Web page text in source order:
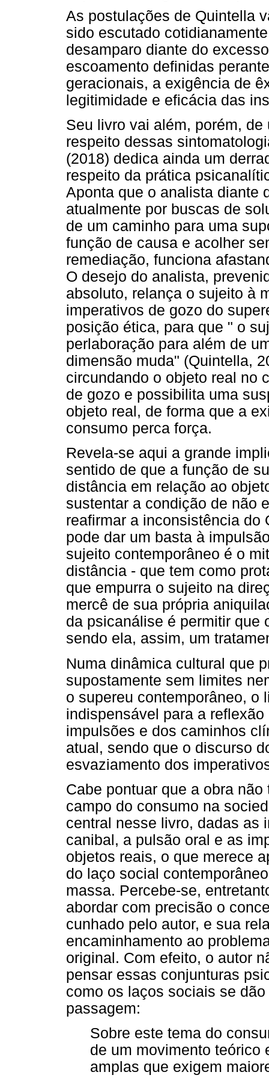
As postulações de Quintella
sido escutado
desamparo diante do
escoamento definidas
geracionais, a exigência de
legitimidade e eficácia das
Seu livro vai além, porém,
respeito dessas
(2018) dedica ainda um
respeito da prática
Aponta que o analista diante
atualmente por buscas de
de um caminho para uma
função de causa e acolher
remediação, funciona
O desejo do analista,
absoluto, relança o sujeito à
imperativos de gozo do
posição ética, para que " o
perlaboração para além de
dimensão muda" (Quintella,
circundando o objeto real no
de gozo e possibilita uma
objeto real, de forma que a
consumo perca força.
Revela-se aqui a grande
sentido de que a função de
distância em relação ao
sustentar a condição de não
reafirmar a inconsistência do
pode dar um basta à
sujeito contemporâneo é o
distância - que tem como
que empurra o sujeito na
mercê de sua própria
da psicanálise é permitir que
sendo ela, assim, um
Numa dinâmica cultural que
supostamente sem limites
o supereu contemporâneo, o
indispensável para a
impulsões e dos caminhos
atual, sendo que o discurso
esvaziamento dos
Cabe pontuar que a obra
campo do consumo na
central nesse livro, dadas as
canibal, a pulsão oral e as
objetos reais, o que merece
do laço social
massa. Percebe-se,
abordar com precisão o
cunhado pelo autor, e sua
encaminhamento ao
original. Com efeito, o autor
pensar essas conjunturas
como os laços sociais se
passagem:
Sobre este tema do
de um movimento teórico
amplas que exigem